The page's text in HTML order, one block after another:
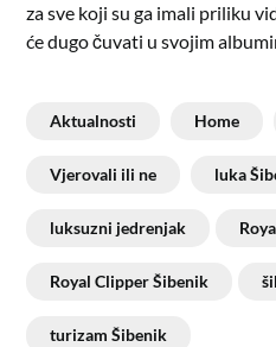
za sve koji su ga imali priliku
će dugo čuvati u svojim
Aktualnosti Home
Vjerovali ili ne luka
luksuzni jedrenjak
Royal Clipper Šibenik
turizam Šibenik